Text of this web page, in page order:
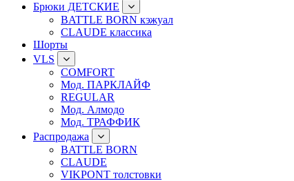
Брюки ДЕТСКИЕ
BATTLE BORN кэжуал
CLAUDE классика
Шорты
VLS
COMFORT
Мод. ПАРКЛАЙФ
REGULAR
Мод. Алмодо
Мод. ТРАФФИК
Распродажа
BATTLE BORN
CLAUDE
VIKPONT толстовки